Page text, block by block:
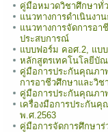
คู่มือหมวดวิชาศึกษาทั่
แนวทางการดำเนินงา
แนวทางการจัดการอา
ประสบการณ์
แบบฟอร์ม คอศ.2, แบ
หลักสูตรเทคโนโลยีบั
คู่มือการประกันคุณภา
การอาชีวศึกษาและวิช
คู่มือการประกันคุณภา
เครื่องมือการประกัน
พ.ศ.2563
คู่มือการจัดการศึกษา